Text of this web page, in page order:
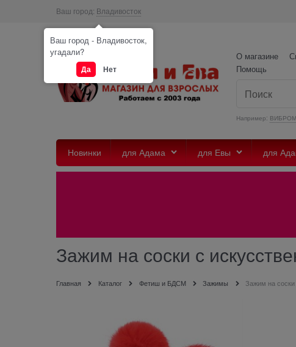
Ваш город: Владивосток
О магазине
Помощь
Например:
Новинки для Адама для Евы для
Зажим на соски с
Главная Каталог Фетиш и БДСМ Зажимы Зажим на
Ваш город - Владивосток,
угадали?
Да Нет